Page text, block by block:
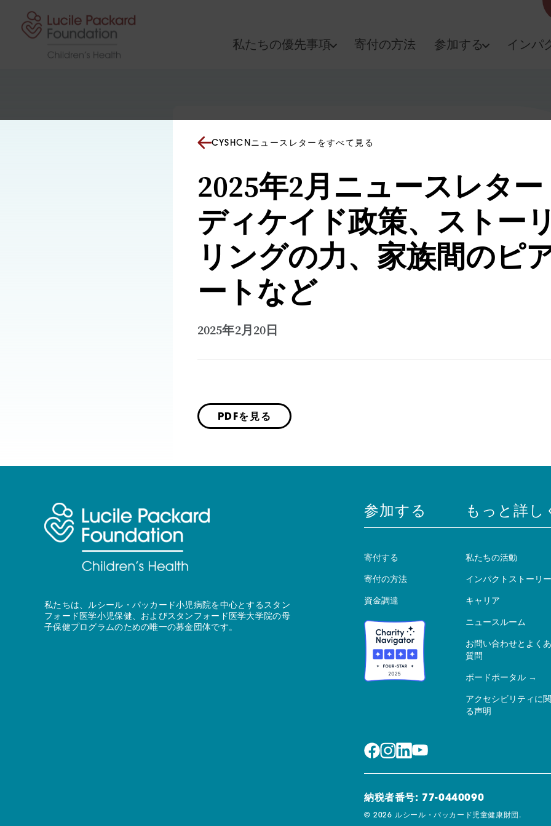
コンテンツにスキップ
私たちの優先事項 寄付の方法 参加する インパ
CYSHCNニュースレターをすべて見る
2025年2月ニュースレタ
ディケイド政策、ストー
リングの力、家族間のピ
ートなど
2025年2月20日
PDFを見る
私たちは、ルシール・パッカード小児病院を中心とするスタン
フォード医学小児保健、およびスタンフォード医学大学院の母
子保健プログラムのための唯一の募金団体です。
参加する
寄付する
寄付の方法
資金調達
もっと詳し
私たちの活動
インパクトストーリー
キャリア
ニュースルーム
お問い合わせとよく
質問
ボードポータル
アクセシビリティに
る声明
納税者番号: 77-0440090
© 2026 ルシール・パッカード児童健康財団.